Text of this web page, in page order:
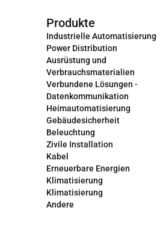
Produkte
Industrielle Automatisierung
Power Distribution
Ausrüstung und
Verbrauchsmaterialien
Verbundene Lösungen -
Datenkommunikation
Heimautomatisierung
Gebäudesicherheit
Beleuchtung
Zivile Installation
Kabel
Erneuerbare Energien
Klimatisierung
Klimatisierung
Andere